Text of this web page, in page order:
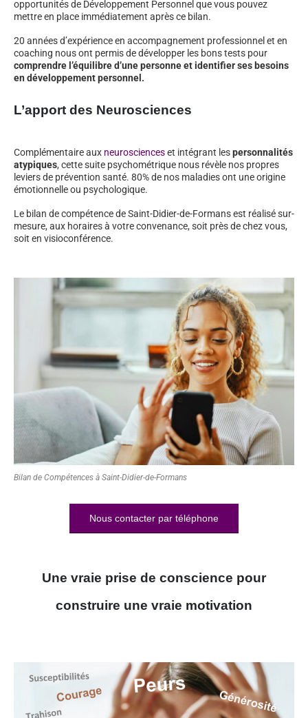
opportunités de Développement Personnel que vous pouvez
mettre en place immédiatement après ce bilan.
20 années d’expérience en accompagnement professionnel et en
coaching nous ont permis de développer les bons tests pour
comprendre l’équilibre d’une personne et identifier ses besoins
en développement personnel.
L’apport des Neurosciences
Complémentaire aux neuroscienceset intégrant lespersonnalités
atypiques, cette suite psychométrique nous révèle nos propres
leviers de prévention santé. 80% de nos maladies ont une origine
émotionnelle ou psychologique.
Le bilan de compétence de Saint-Didier-de-Formans est réalisé sur-
mesure, aux horaires à votre convenance, soit près de chez vous,
soit en visioconférence.
Bilan de Compétences à Saint-Didier-de-Formans
Nous contacter par téléphone
Une vraie prise de conscience pour
construire une vraie motivation